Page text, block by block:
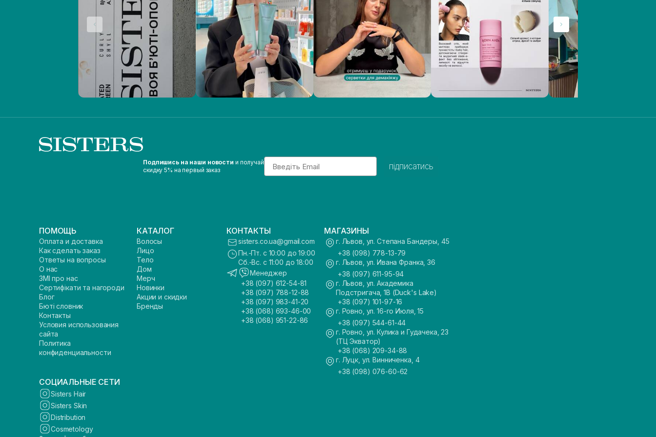
Подпишись на наши новости и получай
скидку 5% на первый заказ
Email
підписатись
ПОМОЩЬ
Оплата и доставка
Как сделать заказ
Ответы на вопросы
О нас
ЗМІ про нас
Сертифікати та нагороди
Блог
Бюті словник
Контакты
Условия использования
сайта
Политика
конфиденциальности
КАТАЛОГ
Волосы
Лицо
Тело
Дом
Мерч
Новинки
Акции и скидки
Бренды
КОНТАКТЫ
sisters.co.ua@gmail.com
Пн.-Пт. с 10:00 до 19:00
Сб.-Вс. с 11:00 до 18:00
Менеджер
+38 (097) 612-54-81
+38 (097) 788-12-88
+38 (097) 983-41-20
+38 (068) 693-46-00
+38 (068) 951-22-86
МАГАЗИНЫ
г. Львов, ул. Степана Бандеры, 45
+38 (098) 778-13-79
г. Львов, ул. Ивана Франка, 36
+38 (097) 611-95-94
г. Львов, ул. Академика
Подстригача, 1В (Duck's Lake)
+38 (097) 101-97-16
г. Ровно, ул. 16-го Июля, 15
+38 (097) 544-61-44
г. Ровно, ул. Кулика и Гудачека, 23
(ТЦ Экватор)
+38 (068) 209-34-88
г. Луцк, ул. Винниченка, 4
+38 (098) 076-60-62
СОЦИАЛЬНЫЕ СЕТИ
Sisters Hair
Sisters Skin
Distribution
Cosmetology